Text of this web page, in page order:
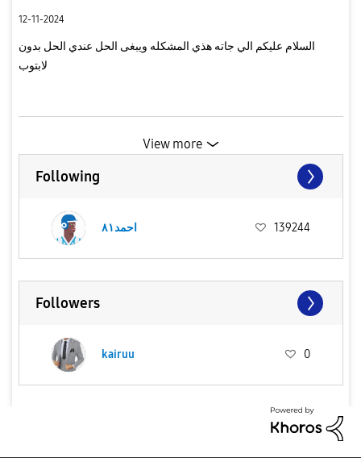
12-11-2024
السلام عليكم الي جاته هذي المشكله ويبغى الحل عندي الحل بدون
لابتوب
View more
Following
احمد٨١ 139244
Followers
kairuu 0